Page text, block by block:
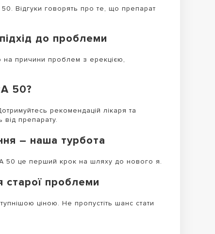
Відгуки говорять про те, що препарат
до проблеми
на причини проблем з ерекцією,
50?
рекомендацій лікаря та
від препарату.
– наша турбота
50 це перший крок на шляху до нового я.
старої проблеми
ціною. Не пропустіть шанс стати